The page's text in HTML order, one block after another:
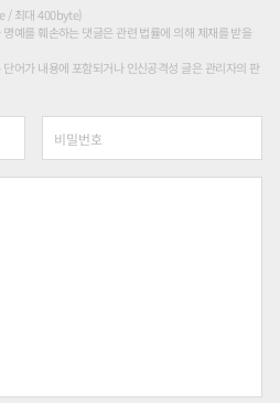
/ 최대 400byte)
예를 훼손하는 댓글은 관련 법률에 의해 제재를 받을
어가 내용에 포함되거나 인신공격성 글은 관리자의 판